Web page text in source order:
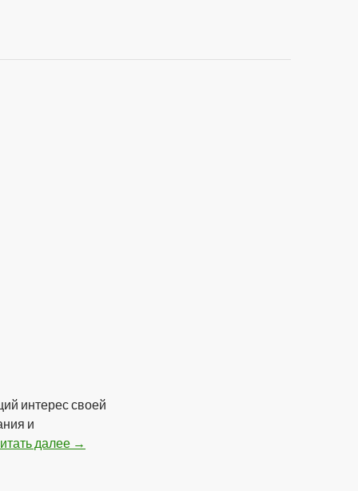
интерес своей
и
далее SKY HIGH — Blow Job (2012)
→